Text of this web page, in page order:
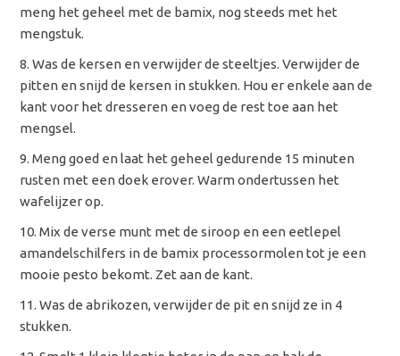
meng het geheel met de bamix, nog steeds met het
mengstuk.
Was de kersen en verwijder de steeltjes. Verwijder de
pitten en snijd de kersen in stukken. Hou er enkele aan de
kant voor het dresseren en voeg de rest toe aan het
mengsel.
Meng goed en laat het geheel gedurende 15 minuten
rusten met een doek erover. Warm ondertussen het
wafelijzer op.
Mix de verse munt met de siroop en een eetlepel
amandelschilfers in de bamix processormolen tot je een
mooie pesto bekomt. Zet aan de kant.
Was de abrikozen, verwijder de pit en snijd ze in 4
stukken.